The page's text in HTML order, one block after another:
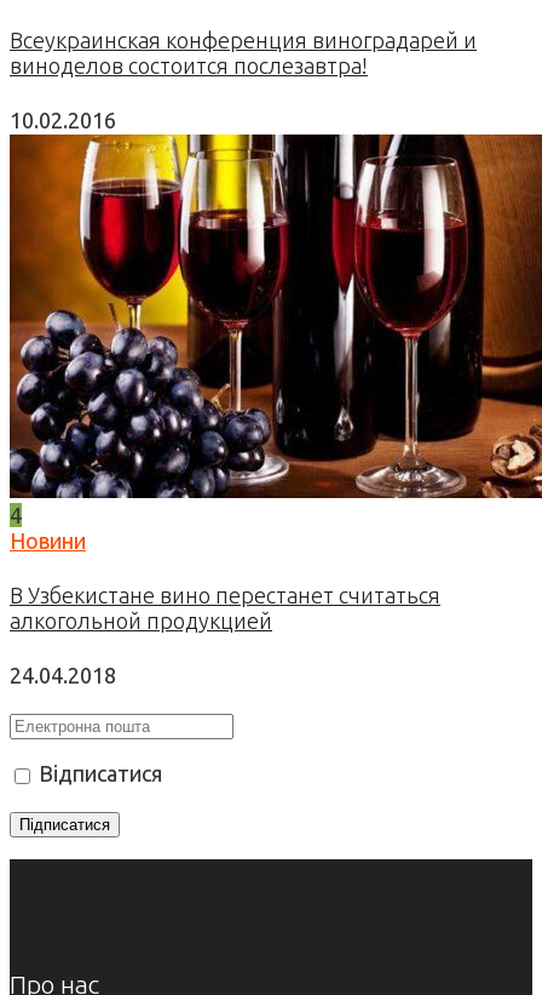
Всеукраинская конференция виноградарей и
виноделов состоится послезавтра!
10.02.2016
4
Новини
В Узбекистане вино перестанет считаться
алкогольной продукцией
24.04.2018
Відписатися
Про нас